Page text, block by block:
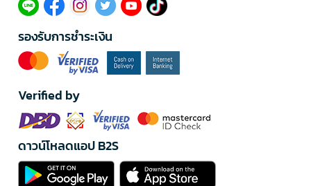
รองรับการชำระเงิน
Verified by
ดาวน์โหลดแอป B2S